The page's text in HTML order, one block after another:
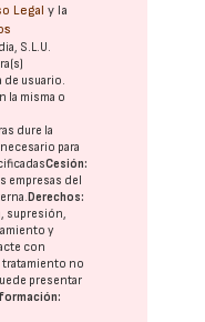
Legal y la
S.L.U.
usuario.
la misma o
dure la
para
Cesión:
empresas del
Derechos:
supresión,
y
con
tratamiento no
presentar